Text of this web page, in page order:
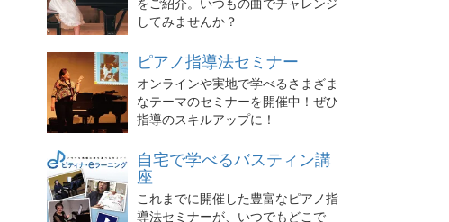
してみませんか？
ピアノ指導法セミナー
オンラインや実地で学べるさまざま
なテーマのセミナーを開催中！ぜひ
指導のスキルアップに！
自宅で学べるバスティン講
座
これまでに開催した豊富なピアノ指
導法セミナーが、いつでもどこで